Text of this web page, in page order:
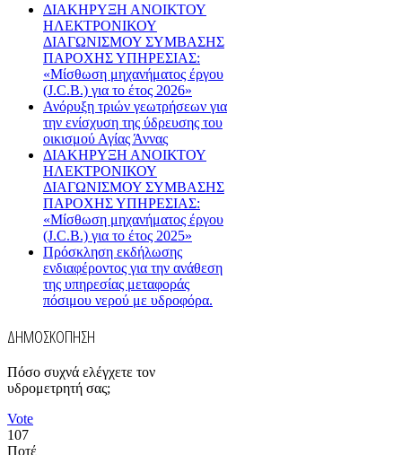
ΔΙΑΚΗΡΥΞΗ ΑΝΟΙΚΤΟΥ
ΗΛΕΚΤΡΟΝΙΚΟΥ
ΔΙΑΓΩΝΙΣΜΟΥ ΣΥΜΒΑΣΗΣ
ΠΑΡΟΧΗΣ ΥΠΗΡΕΣΙΑΣ:
«Μίσθωση μηχανήματος έργου
(J.C.B.) για το έτος 2026»
Ανόρυξη τριών γεωτρήσεων για
την ενίσχυση της ύδρευσης του
οικισμού Αγίας Άννας
ΔΙΑΚΗΡΥΞΗ ΑΝΟΙΚΤΟΥ
ΗΛΕΚΤΡΟΝΙΚΟΥ
ΔΙΑΓΩΝΙΣΜΟΥ ΣΥΜΒΑΣΗΣ
ΠΑΡΟΧΗΣ ΥΠΗΡΕΣΙΑΣ:
«Μίσθωση μηχανήματος έργου
(J.C.B.) για το έτος 2025»
Πρόσκληση εκδήλωσης
ενδιαφέροντος για την ανάθεση
της υπηρεσίας μεταφοράς
πόσιμου νερού με υδροφόρα.
ΔΗΜΟΣΚΟΠΗΣΗ
Πόσο συχνά ελέγχετε τον
υδρομετρητή σας;
Vote
107
Ποτέ